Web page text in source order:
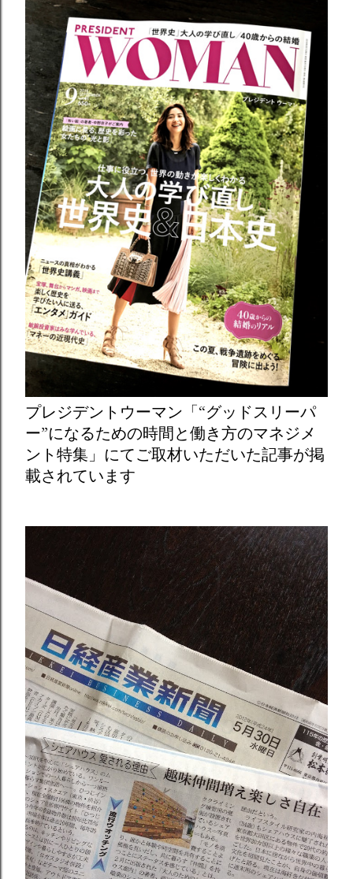
プレジデントウーマン「“グッドスリーパ
ー”になるための時間と働き方のマネジメ
ント特集」にてご取材いただいた記事が掲
載されています